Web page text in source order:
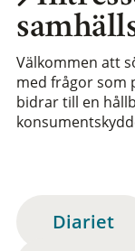
Välkommen att
med frågor som
bidrar till en
Diariet